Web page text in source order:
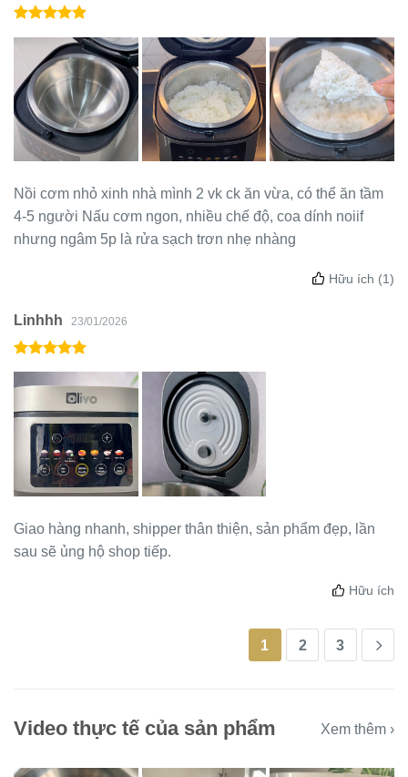
Nồi cơm nhỏ xinh nhà mình 2 vk ck ăn vừa, có thể ăn tầm
4-5 người Nấu cơm ngon, nhiều chế độ, coa dính noiif
nhưng ngâm 5p là rửa sạch trơn nhẹ nhàng
Hữu ích (1)
Linhhh 23/01/2026
Giao hàng nhanh, shipper thân thiện, sản phẩm đẹp, lần
sau sẽ ủng hộ shop tiếp.
Hữu ích
1 2 3
Video thực tế của sản phẩm Xem thêm ›